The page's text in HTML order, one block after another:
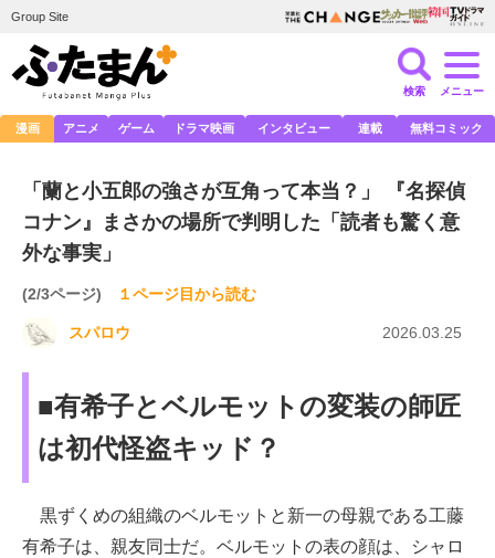
Group Site
検索 メニュー
漫画 アニメ ゲーム ドラマ映画 インタビュー 連載 無料コミック
「蘭と小五郎の強さが互角って本当？」 『名探偵
コナン』まさかの場所で判明した「読者も驚く意
外な事実」
(2/3ページ) １ページ目から読む
スパロウ 2026.03.25
■有希子とベルモットの変装の師匠
は初代怪盗キッド？
黒ずくめの組織のベルモットと新一の母親である工藤
有希子は、親友同士だ。ベルモットの表の顔は、シャロ